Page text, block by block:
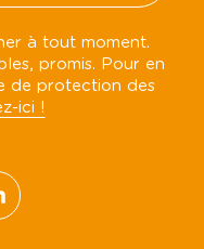
à tout moment.
promis. Pour en
de protection des
ici !